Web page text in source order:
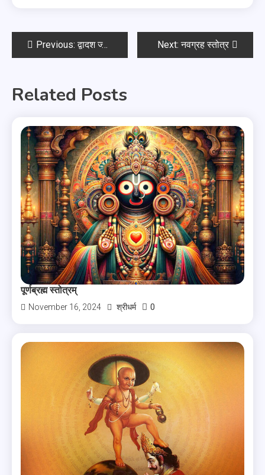
Previous: द्वादश ज्योतिर्लिंग स्तोत्र Next: नवग्रह स्तोत्र
Related Posts
पूर्णब्रह्म स्तोत्रम्
November 16, 2024 श्रीधर्म 0